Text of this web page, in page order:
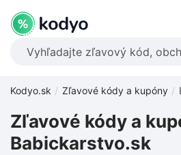
Kodyo.sk Zľavové kódy a kupóny
Zľavové kódy a
Babickarstvo.sk